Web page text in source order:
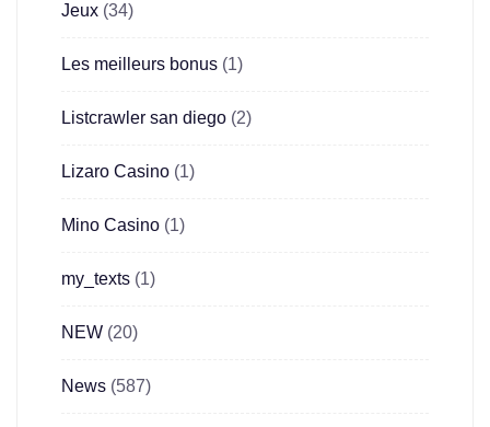
Jeux (34)
Les meilleurs bonus (1)
Listcrawler san diego (2)
Lizaro Casino (1)
Mino Casino (1)
my_texts (1)
NEW (20)
News (587)